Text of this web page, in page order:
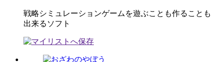
戦略シミュレーションゲームを遊ぶことも作ることも
出来るソフト